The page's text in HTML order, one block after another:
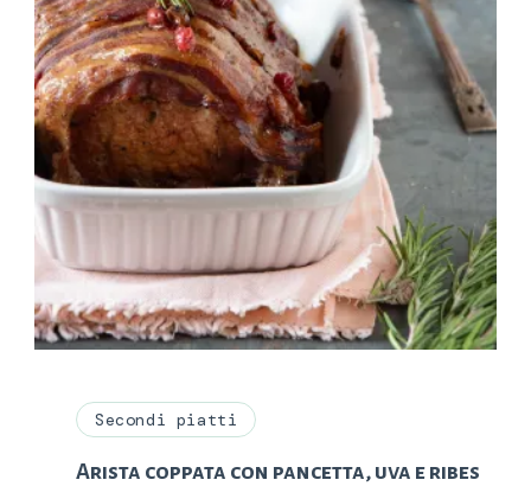
Secondi piatti
Arista coppata con pancetta, uva e ribes